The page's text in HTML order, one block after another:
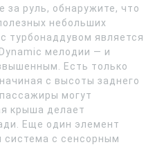
за руль, обнаружите, что
небольших
турбонаддувом является
мелодии — и
Есть только
с высоты заднего
могут
крыша делает
Еще один элемент
система с сенсорным